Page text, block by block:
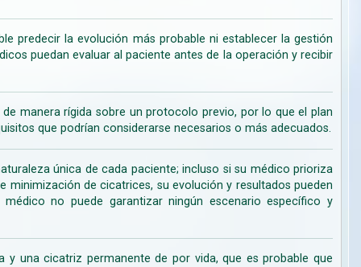
predecir la evolución más probable ni establecer la gestión
puedan evaluar al paciente antes de la operación y recibir
manera rígida sobre un protocolo previo, por lo que el plan
que podrían considerarse necesarios o más adecuados.
única de cada paciente; incluso si su médico prioriza
de cicatrices, su evolución y resultados pueden
no puede garantizar ningún escenario específico y
y una cicatriz permanente de por vida, que es probable que